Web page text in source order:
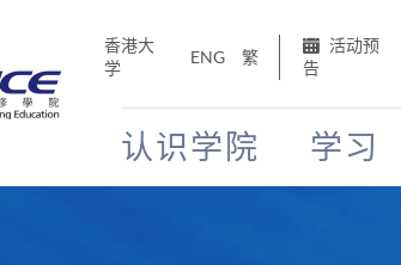
香港大
学
ENG 繁
活动预
告
认识学院 学习